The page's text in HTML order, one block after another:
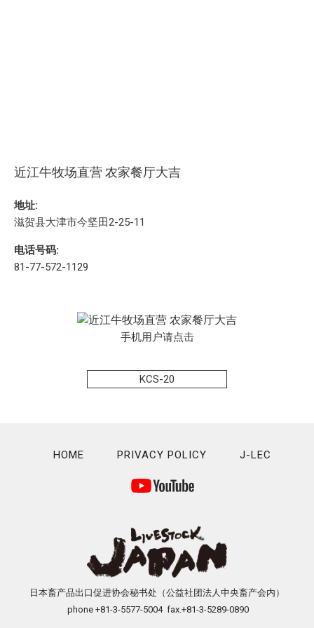
近江牛牧场直营 农家餐厅大吉
地址:
滋贺县大津市今坚田2-25-11
电话号码:
81-77-572-1129
手机用户请点击
KCS-20
HOME PRIVACY POLICY J-LEC
日本畜产品出口促进协会秘书处（公益社团法人中央畜产会内）
phone +81-3-5577-5004 fax.+81-3-5289-0890